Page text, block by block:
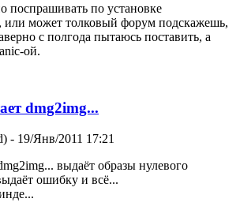
поспрашивать по установке
или может толковый форум подскажешь,
с полгода пытаюсь поставить, а
ой.
dmg2img...
- 19/Янв/2011 17:21
выдаёт образы нулевого
ошибку и всё...